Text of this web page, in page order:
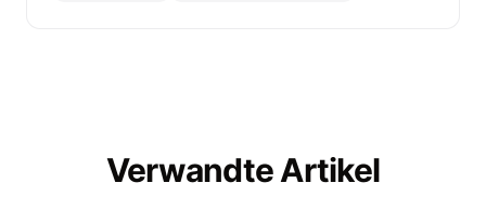
Verwandte Artikel